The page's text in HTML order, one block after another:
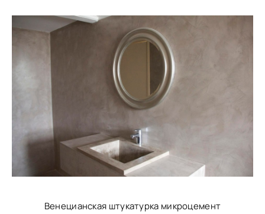
Венецианская штукатурка микроцемент